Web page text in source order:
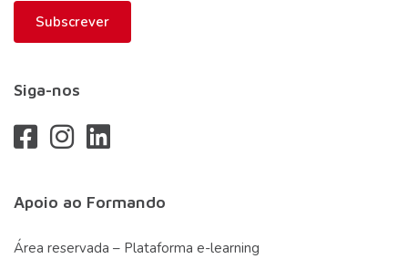
Subscrever
Siga-nos
Apoio ao Formando
Área reservada – Plataforma e-learning